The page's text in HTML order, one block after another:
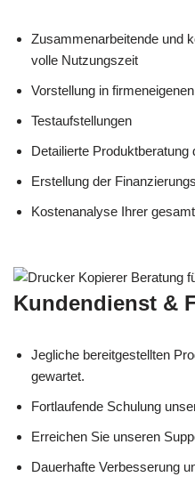
Zusammenarbeitende und
volle Nutzungszeit
Vorstellung in
Testaufstellungen
Detailierte Produktberatung
Erstellung der
Kostenanalyse Ihrer
Kundendienst &
Jegliche bereitgestellten
gewartet.
Fortlaufende Schulung
Erreichen Sie unseren
Dauerhafte Verbesserung